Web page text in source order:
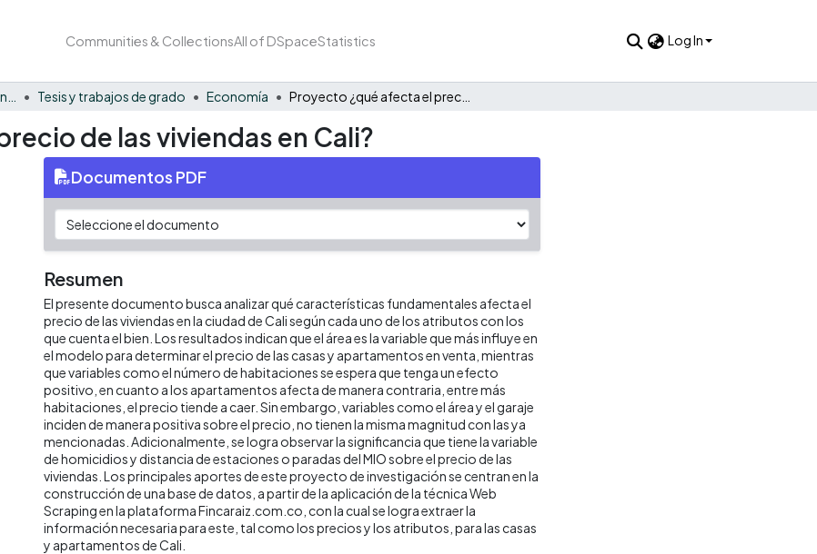
Communities & CollectionsAll of DSpaceStatistics Log In
Tesis y trabajos de grado Economía
de las viviendas en Cali?
Documentos PDF
Resumen
El presente documento busca analizar qué características fundamentales afecta el
precio de las viviendas en la ciudad de Cali según cada uno de los atributos con los
que cuenta el bien. Los resultados indican que el área es la variable que más influye en
el modelo para determinar el precio de las casas y apartamentos en venta, mientras
que variables como el número de habitaciones se espera que tenga un efecto
positivo, en cuanto a los apartamentos afecta de manera contraria, entre más
habitaciones, el precio tiende a caer. Sin embargo, variables como el área y el garaje
inciden de manera positiva sobre el precio, no tienen la misma magnitud con las ya
mencionadas. Adicionalmente, se logra observar la significancia que tiene la variable
de homicidios y distancia de estaciones o paradas del MIO sobre el precio de las
viviendas. Los principales aportes de este proyecto de investigación se centran en la
construcción de una base de datos, a partir de la aplicación de la técnica Web
Scraping en la plataforma Fincaraiz.com.co, con la cual se logra extraer la
información necesaria para este, tal como los precios y los atributos, para las casas
y apartamentos de Cali.